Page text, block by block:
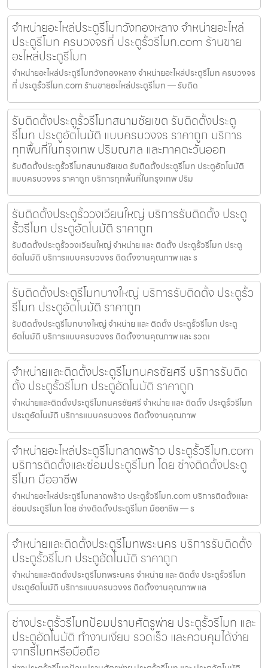
จำหน่ายอะไหล่ประตูรีโมทวังทองหลาง จำหน่ายอะไหล่
ประตูรีโมท ครบวงจรที่ ประตูรั้วรีโมท.com ร้านขาย
อะไหล่ประตูรีโมท
จำหน่ายอะไหล่ประตูรีโมทวังทองหลาง จำหน่ายอะไหล่ประตูรีโมท ครบวงจร
ที่ ประตูรั้วรีโมท.com ร้านขายอะไหล่ประตูรีโมท — รับติด
รับติดตั้งประตูรั้วรีโมทสนามชัยเขต รับติดตั้งประตู
รีโมท ประตูอัตโนมัติ แบบครบวงจร ราคาถูก บริการ
ทุกพื้นที่ในกรุงเทพ ปริมณฑล และภาคตะวันออก
รับติดตั้งประตูรั้วรีโมทสนามชัยเขต รับติดตั้งประตูรีโมท ประตูอัตโนมัติ
แบบครบวงจร ราคาถูก บริการทุกพื้นที่ในกรุงเทพ ปริม
รับติดตั้งประตูรั้ววงเวียนใหญ่ บริการรับติดตั้ง ประตู
รั้วรีโมท ประตูอัตโนมัติ ราคาถูก
รับติดตั้งประตูรั้ววงเวียนใหญ่ จำหน่าย และ ติดตั้ง ประตูรั้วรีโมท ประตู
อัตโนมัติ บริการแบบครบวงจร ติดตั้งงานคุณภาพ และ ร
รับติดตั้งประตูรีโมทบางใหญ่ บริการรับติดตั้ง ประตูรั้ว
รีโมท ประตูอัตโนมัติ ราคาถูก
รับติดตั้งประตูรีโมทบางใหญ่ จำหน่าย และ ติดตั้ง ประตูรั้วรีโมท ประตู
อัตโนมัติ บริการแบบครบวงจร ติดตั้งงานคุณภาพ และ รวดเ
จำหน่ายและติดตั้งประตูรีโมทนครชัยศรี บริการรับติด
ตั้ง ประตูรั้วรีโมท ประตูอัตโนมัติ ราคาถูก
จำหน่ายและติดตั้งประตูรีโมทนครชัยศรี จำหน่าย และ ติดตั้ง ประตูรั้วรีโมท
ประตูอัตโนมัติ บริการแบบครบวงจร ติดตั้งงานคุณภาพ
จำหน่ายอะไหล่ประตูรีโมทลาดพร้าว ประตูรั้วรีโมท.com
บริการติดตั้งและซ่อมประตูรีโมท โดย ช่างติดตั้งประตู
รีโมท มืออาชีพ
จำหน่ายอะไหล่ประตูรีโมทลาดพร้าว ประตูรั้วรีโมท.com บริการติดตั้งและ
ซ่อมประตูรีโมท โดย ช่างติดตั้งประตูรีโมท มืออาชีพ — ร
จำหน่ายและติดตั้งประตูรีโมทพระนคร บริการรับติดตั้ง
ประตูรั้วรีโมท ประตูอัตโนมัติ ราคาถูก
จำหน่ายและติดตั้งประตูรีโมทพระนคร จำหน่าย และ ติดตั้ง ประตูรั้วรีโมท
ประตูอัตโนมัติ บริการแบบครบวงจร ติดตั้งงานคุณภาพ แล
ช่างประตูรั้วรีโมทป้อมปราบศัตรูพ่าย ประตูรั้วรีโมท และ
ประตูอัตโนมัติ ทำงานเงียบ รวดเร็ว และควบคุมได้ง่าย
จากรีโมทหรือมือถือ